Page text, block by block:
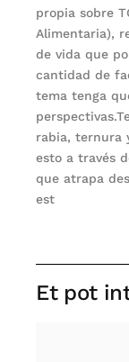
propia sobre
Alimentaria),
de vida que
cantidad de
tema tenga
rabia, ternura
esto a través
que atrapa
est
Et pot